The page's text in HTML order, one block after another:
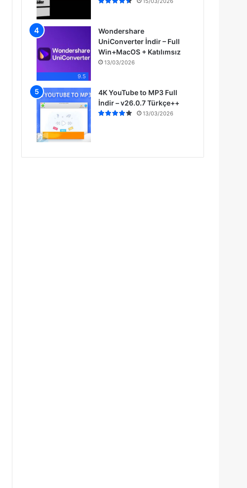
9.5
Wondershare
UniConverter İndir – Full
Win+MacOS + Katılımsız
13/03/2026
4K YouTube to MP3 Full
İndir – v26.0.7 Türkçe++
13/03/2026